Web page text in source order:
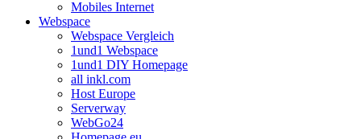
Mobiles Internet
Webspace
Webspace Vergleich
1und1 Webspace
1und1 DIY Homepage
all inkl.com
Host Europe
Serverway
WebGo24